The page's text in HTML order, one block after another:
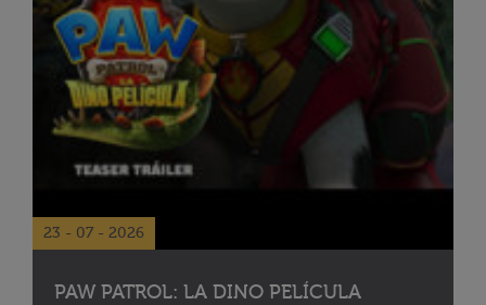
23 - 07 - 2026
PAW PATROL: LA DINO PELÍCULA